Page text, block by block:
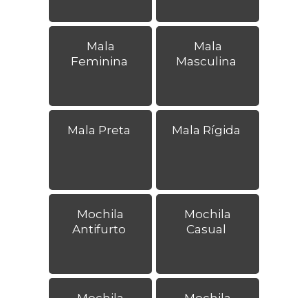
Mala
Feminina
Mala
Masculina
Mala Preta Mala Rígida
Mochila
Antifurto
Mochila
Casual